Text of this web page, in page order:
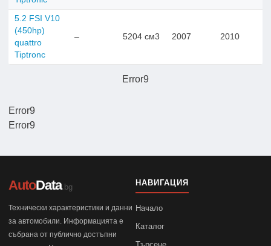
Error9
5.2 FSI V10
(450hp)
quattro
Tiptronc
– 5204 см3 2007 2010
Error9
Error9
AutoData.bg
Технически характеристики и данни
за автомобили. Информацията е
събрана от публично достъпни
НАВИГАЦИЯ
Начало
Каталог